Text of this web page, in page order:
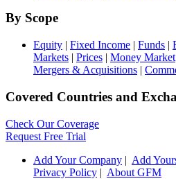
By Scope
Equity | Fixed Income | Funds |
Markets | Prices | Money Market
Mergers & Acquisitions |
Covered Countries and
Check Our Coverage
Request Free Trial
Add Your Company | Add
Privacy Policy | About GFM